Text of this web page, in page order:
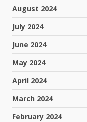
August 2024
July 2024
June 2024
May 2024
April 2024
March 2024
February 2024